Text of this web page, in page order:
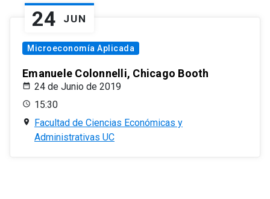
24 JUN
Microeconomía Aplicada
Emanuele Colonnelli, Chicago Booth
24 de Junio de 2019
15:30
Facultad de Ciencias Económicas y
Administrativas UC